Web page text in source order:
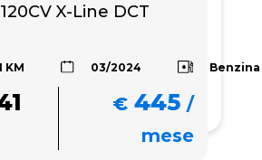
X-Line DCT
KM 03/2024 Benzina
€ 445 /
mese